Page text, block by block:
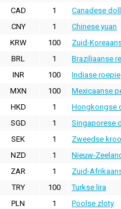
CAD
1 Canadese
CNY
1 Chinese yuan
KRW
100 Zuid-
BRL
1 Braziliaanse
INR
100 Indiase roepie
MXN
100 Mexicaanse
HKD
1 Hongkongse
SGD
1 Singaporese
SEK
1 Zweedse
NZD
1 Nieuw-
ZAR
1 Zuid-
TRY
100 Turkse lira
PLN
1 Poolse zloty